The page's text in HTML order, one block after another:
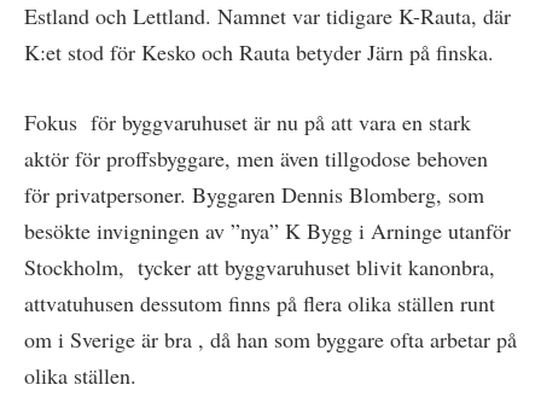
Estland och Lettland. Namnet var tidigare K-Rauta, där
K:et stod för Kesko och Rauta betyder Järn på finska.
Fokus för byggvaruhuset är nu på att vara en stark
aktör för proffsbyggare, men även tillgodose behoven
för privatpersoner. Byggaren Dennis Blomberg, som
besökte invigningen av ”nya” K Bygg i Arninge utanför
Stockholm, tycker att byggvaruhuset blivit kanonbra,
attvatuhusen dessutom finns på flera olika ställen runt
om i Sverige är bra , då han som byggare ofta arbetar på
olika ställen.